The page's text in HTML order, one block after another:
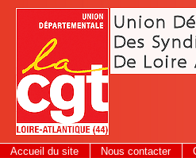
Panneau de gestion des cookies
Accueil du site Nous contacter